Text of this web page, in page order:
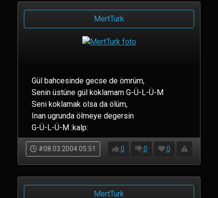
MertTurk
Gül bahcesinde gecse de ömrüm,
Senin üstüne gül koklamam G-Ü-L-Ü-M
Seni koklamak olsa da ölüm,
Inan ugrunda ölmeye degersin
G-Ü-L-Ü-M :kalp:
#08.03.2004 05:51 0 0 0
MertTurk